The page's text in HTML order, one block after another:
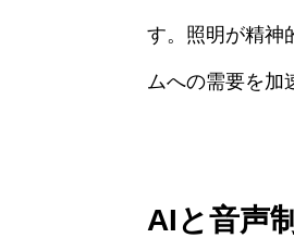
す。照明が精神
ムへの需要を加
AIと音声